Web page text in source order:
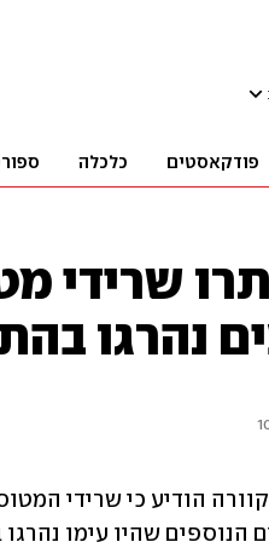
פודקאסטים כלכלה
שרידי
נהרגו